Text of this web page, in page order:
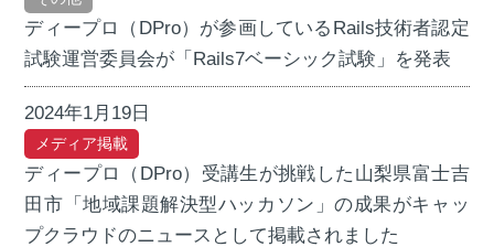
ディープロ（DPro）が参画しているRails技術者認定
試験運営委員会が「Rails7ベーシック試験」を発表
2024年1月19日
メディア掲載
ディープロ（DPro）受講生が挑戦した山梨県富士吉
田市「地域課題解決型ハッカソン」の成果がキャッ
プクラウドのニュースとして掲載されました